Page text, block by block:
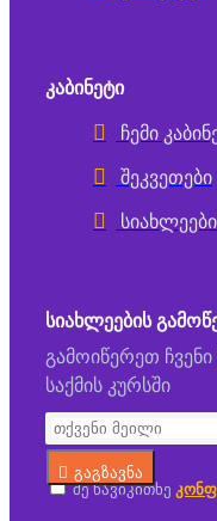
ᲙᲐᲑᲘᲜᲔᲢᲘ
ჩემი
შეკვეთები
ᲡᲘᲐᲮᲚᲔᲔᲑᲘᲡ
გამოიწერეთ
საქმის კურსში
გაგზავნა
მე წავიკითხე